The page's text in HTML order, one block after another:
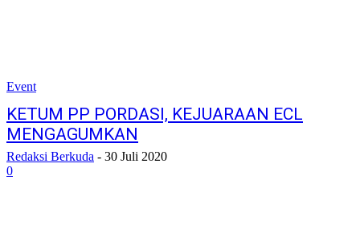
Event
KETUM PP PORDASI, KEJUARAAN ECL
MENGAGUMKAN
Redaksi Berkuda - 30 Juli 2020
0